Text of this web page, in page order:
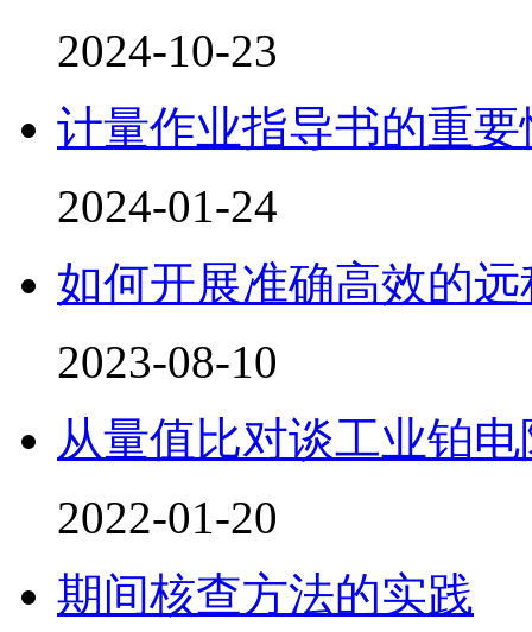
2024-10-23
计量作业指导书的重
2024-01-24
如何开展准确高效的
2023-08-10
从量值比对谈工业铂
2022-01-20
期间核查方法的实践